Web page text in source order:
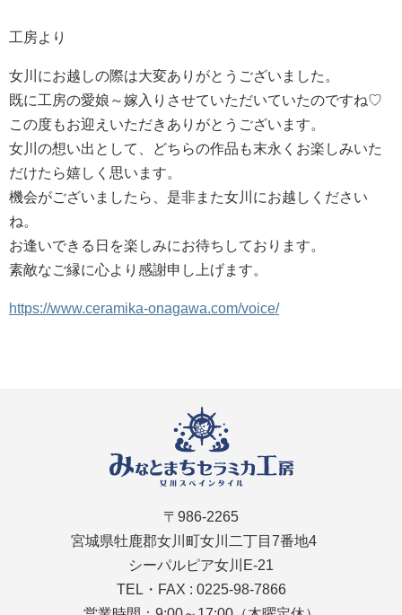
工房より
女川にお越しの際は大変ありがとうございました。
既に工房の愛娘～嫁入りさせていただいていたのですね♡
この度もお迎えいただきありがとうございます。
女川の想い出として、どちらの作品も末永くお楽しみいた
だけたら嬉しく思います。
機会がございましたら、是非また女川にお越しください
ね。
お逢いできる日を楽しみにお待ちしております。
素敵なご縁に心より感謝申し上げます。
https://www.ceramika-onagawa.com/voice/
〒986-2265
宮城県牡鹿郡女川町女川二丁目7番地4
シーパルピア女川E-21
TEL・FAX : 0225-98-7866